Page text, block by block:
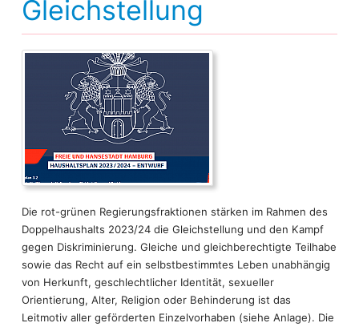
Gleichstellung
Die rot-grünen Regierungsfraktionen stärken im Rahmen des
Doppelhaushalts 2023/24 die Gleichstellung und den Kampf
gegen Diskriminierung. Gleiche und gleichberechtigte Teilhabe
sowie das Recht auf ein selbstbestimmtes Leben unabhängig
von Herkunft, geschlechtlicher Identität, sexueller
Orientierung, Alter, Religion oder Behinderung ist das
Leitmotiv aller geförderten Einzelvorhaben (siehe Anlage). Die